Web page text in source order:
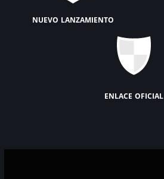
nuevo lanzamiento
enlace oficial